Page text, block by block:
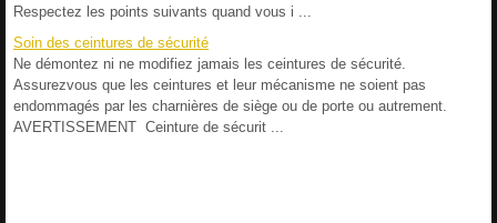
Respectez les points suivants quand vous i ...
Soin des ceintures de sécurité
Ne démontez ni ne modifiez jamais les ceintures de sécurité.
Assurezvous que les ceintures et leur mécanisme ne soient pas
endommagés par les charnières de siège ou de porte ou autrement.
AVERTISSEMENT Ceinture de sécurit ...